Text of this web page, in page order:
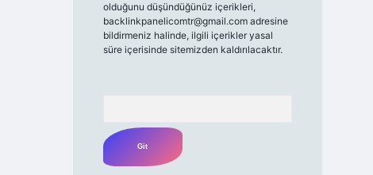
olduğunu düşündüğünüz içerikleri,
backlinkpanelicomtr@gmail.comadresine
bildirmeniz halinde, ilgili içerikler yasal
süre içerisinde sitemizden kaldırılacaktır.